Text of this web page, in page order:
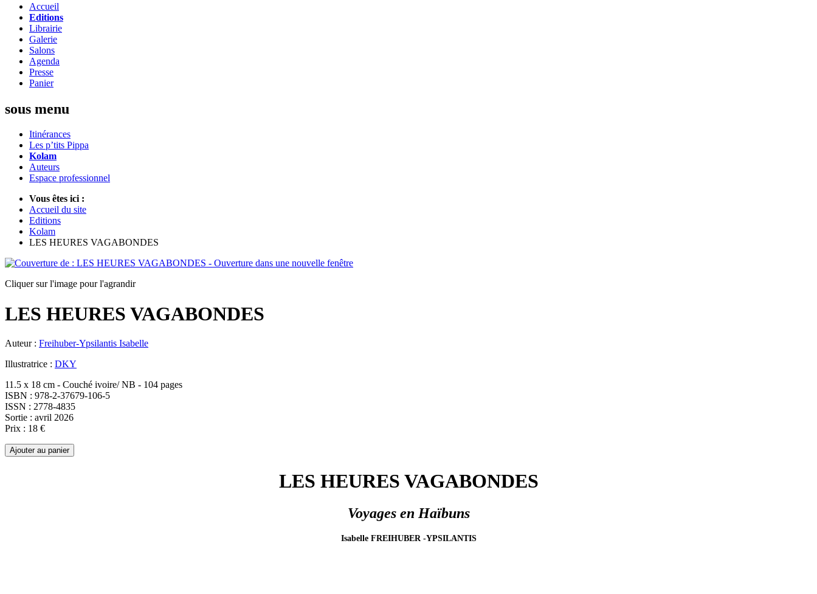
Accueil
Editions
Librairie
Galerie
Salons
Agenda
Presse
Panier
sous menu
Itinérances
Les p’tits Pippa
Kolam
Auteurs
Espace professionnel
Vous êtes ici :
Accueil du site
Editions
Kolam
LES HEURES VAGABONDES
Cliquer sur l'image pour l'agrandir
LES HEURES VAGABONDES
Auteur : Freihuber-Ypsilantis Isabelle
Illustratrice : DKY
11.5 x 18 cm - Couché ivoire/ NB - 104 pages
ISBN : 978-2-37679-106-5
ISSN : 2778-4835
Sortie : avril 2026
Prix : 18 €
LES HEURES VAGABONDES
Voyages en Haïbuns
Isabelle FREIHUBER -YPSILANTIS